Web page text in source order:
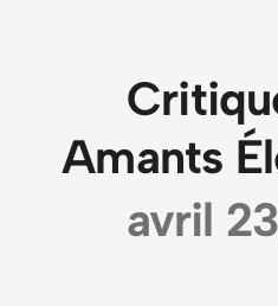
Amants
avril